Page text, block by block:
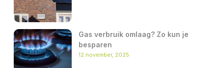
Gas verbruik omlaag? Zo kun je
besparen
12 november, 2025